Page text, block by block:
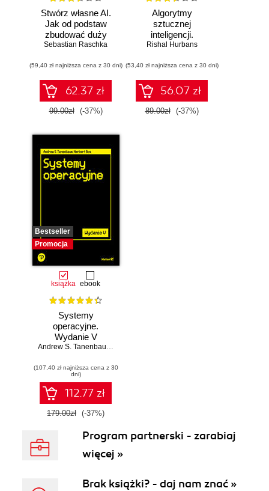
Stwórz własne AI.
Jak od podstaw
zbudować duży
model językowy
Sebastian Raschka
(59,40 zł najniższa cena z 30 dni)
62.37 zł
99.00zł (-37%)
Algorytmy
sztucznej
inteligencji.
Ilustrowany
Rishal Hurbans
(53,40 zł najniższa cena z 30 dni)
56.07 zł
89.00zł (-37%)
Bestseller
Promocja
książka ebook
Systemy
operacyjne.
Wydanie V
Andrew S. Tanenbaum,
(107,40 zł najniższa cena z 30
dni)
112.77 zł
179.00zł (-37%)
Program partnerski - zarabiaj
więcej »
Brak książki? - daj nam znać »